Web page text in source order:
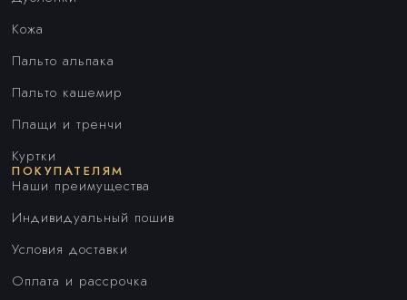
Кожа
Пальто альпака
Пальто кашемир
Плащи и тренчи
Куртки
ПОКУПАТЕЛЯМ
Наши преимущества
Индивидуальный пошив
Условия доставки
Оплата и рассрочка